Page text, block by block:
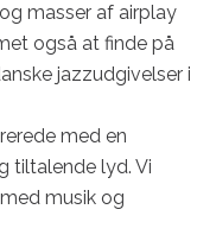
masser af airplay
også at finde på
jazzudgivelser i
med en
tiltalende lyd. Vi
musik og